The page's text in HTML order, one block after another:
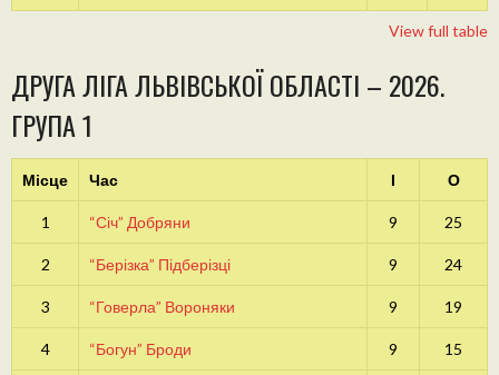
View full table
ДРУГА ЛІГА ЛЬВІВСЬКОЇ ОБЛАСТІ – 2026.
ГРУПА 1
Місце Час І О
1 “Січ” Добряни 9 25
2 “Берізка” Підберізці 9 24
3 “Говерла” Вороняки 9 19
4 “Богун” Броди 9 15